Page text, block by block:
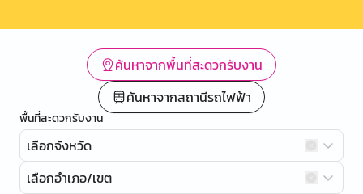
ค้นหาจากพื้นที่สะดวกรับงาน
ค้นหาจากสถานีรถไฟฟ้า
พื้นที่สะดวกรับงาน
เลือกจังหวัด
เลือกอำเภอ/เขต